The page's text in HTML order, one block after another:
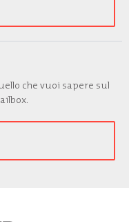
che vuoi sapere sul